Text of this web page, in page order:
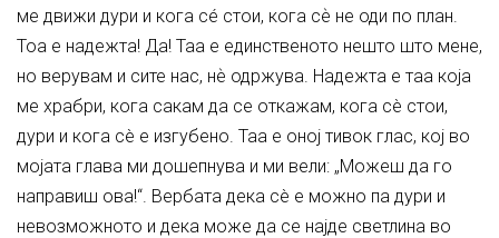
ме движи дури и кога сé стои, кога сѐ не оди по план.
Тоа е надежта! Да! Таа е единственото нешто што мене,
но верувам и сите нас, нѐ одржува. Надежта е таа која
ме храбри, кога сакам да се откажам, кога сè стои,
дури и кога сè е изгубено. Таа е оној тивок глас, кој во
мојата глава ми дошепнува и ми вели: „Можеш да го
направиш ова!“. Вербата дека сè е можно па дури и
невозможното и дека може да се најде светлина во